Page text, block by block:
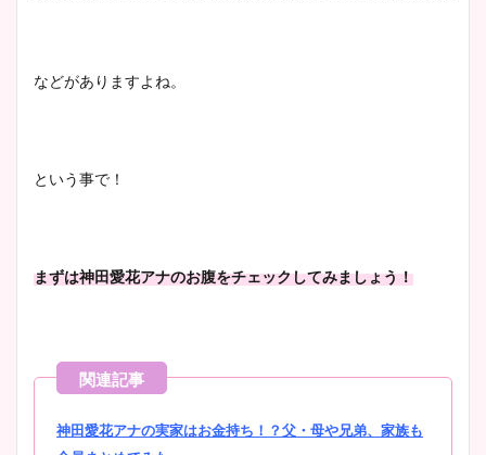
などがありますよね。
という事で！
まずは神田愛花アナのお腹をチェックしてみましょう！
神田愛花アナの実家はお金持ち！？父・母や兄弟、家族も